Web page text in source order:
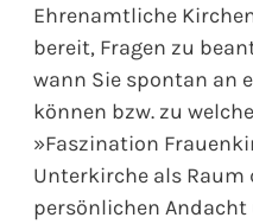
Ehrenamtliche
bereit, Fragen zu
wann Sie spontan an
können bzw. zu
»Faszination
Unterkirche als
persönlichen Andacht